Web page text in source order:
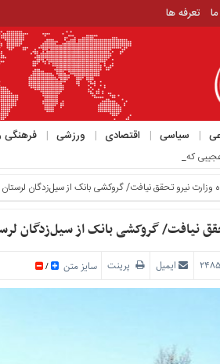
تعرفه ها
سیاسی اقتصادی ورزشی فرهنگی
که حمید رسایی با موضوع مذاکرات در کانال خود منتشر
وزارت نیرو تحقق نیافت/ گروکشی بانک از سیل‌زدگان لرستان
نیافت/ گروکشی بانک از سیل‌زدگان
ایمیل پرینت سایز متن /